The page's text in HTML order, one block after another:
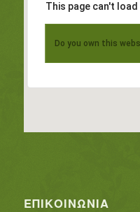
This page can't
Do you own this
ΕΠΙΚΟΙΝΩΝΊΑ